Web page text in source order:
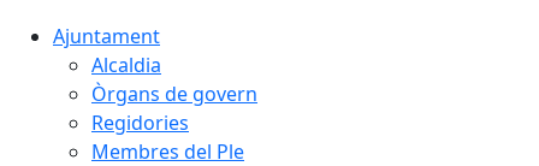
Ajuntament
Alcaldia
Òrgans de govern
Regidories
Membres del Ple